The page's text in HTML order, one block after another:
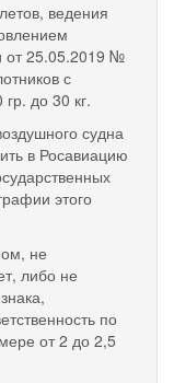
ведения
от 25.05.2019 №
с
до 30 кг.
судна
в Росавиацию
этого
не
либо не
по
от 2 до 2,5